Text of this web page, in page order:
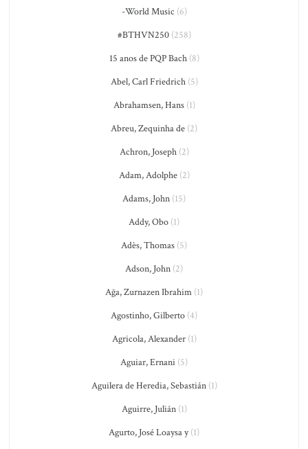
-World Music (6)
#BTHVN250(258)
15 anos de PQP Bach(8)
Abel, Carl Friedrich(5)
Abrahamsen, Hans(1)
Abreu, Zequinha de (2)
Achron, Joseph(2)
Adam, Adolphe(2)
Adams, John (15)
Addy, Obo (1)
Adès, Thomas (5)
Adson, John (2)
Ağa, Zurnazen Ibrahim (1)
Agostinho, Gilberto (4)
Agricola, Alexander(1)
Aguiar, Ernani (5)
Aguilera de Heredia, Sebastián(1)
Aguirre, Julián(1)
Agurto, José Loaysa y(1)